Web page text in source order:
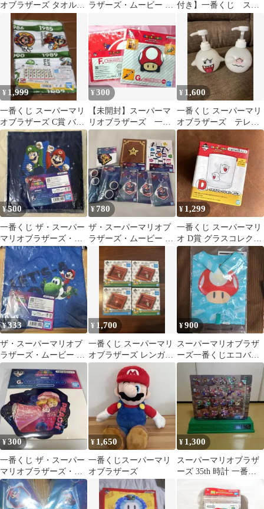
オブラザーズ タオルコ
ット
ラザーズ・ムービー 一 付き】一番くじ スー
パーマリオブラザーズ
¥ 1,999
一番くじ スーパーマリ
オブラザーズ C賞 バス
タオル 35th
¥300
【未開封】スーパーマ
リオブラザーズ 一番
くじ
¥ 1,600
一番くじ スーパーマリ
オブラザーズ テレサ
のディスペンサーセッ
¥500
一番くじ ザ・スーパー
マリオブラザーズ・ム
ービー F.G.Ｈ賞 9
点セット
¥780
ザ・スーパーマリオブ
ラザーズ・ムービー 一
¥ 1,299
一番くじ スーパーマリ
オ D賞 グラスコレクシ
ョン テレサ 新品未使用
¥333
ザ・スーパーマリオブ
ラザーズ・ムービー 一
番くじ ハンドタオル
¥ 1,700
一番くじ スーパーマリ
オブラザーズ レンガブ
ロック豆皿 4枚セット
¥900
スーパーマリオブラザ
ーズ一番くじエコバッ
ク
¥300
一番くじ ザ・スーパー
マリオブラザーズ・ム
ービー G賞 ステッカー
¥1,650
一番くじスーパーマリ
オブラザーズ
¥ 1,300
スーパーマリオブラザ
ーズ 35th 時計 一番く